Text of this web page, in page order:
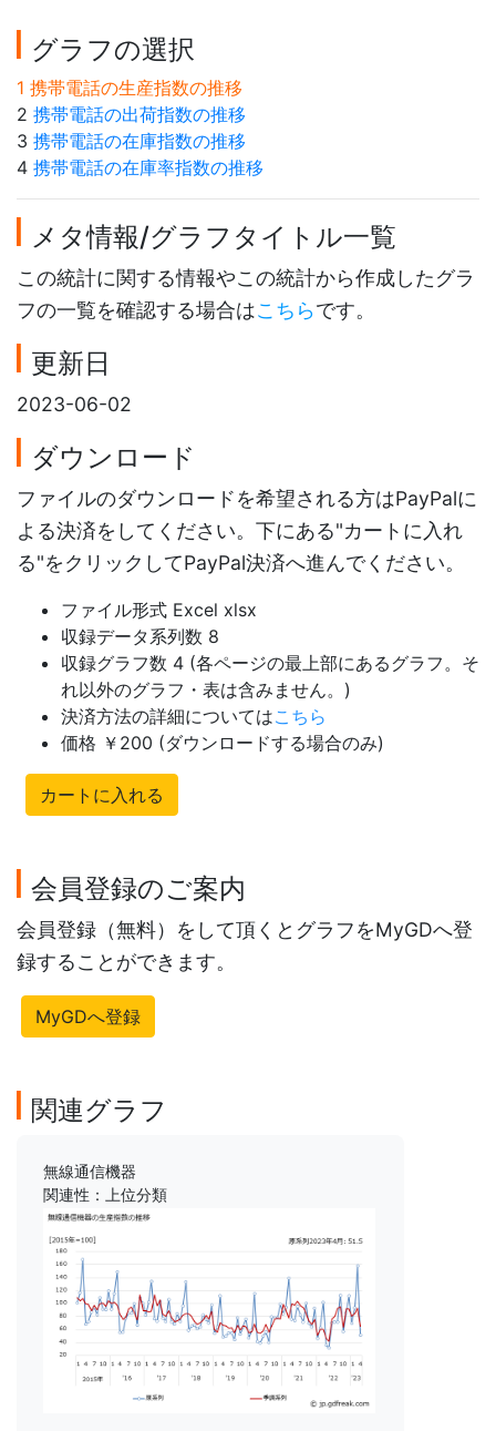
グラフの選択
1 携帯電話の生産指数の推移
2 携帯電話の出荷指数の推移
3 携帯電話の在庫指数の推移
4 携帯電話の在庫率指数の推移
メタ情報/グラフタイトル一覧
この統計に関する情報やこの統計から作成したグラ
フの一覧を確認する場合はこちらです。
更新日
2023-06-02
ダウンロード
ファイルのダウンロードを希望される方はPayPalに
よる決済をしてください。下にある"カートに入れ
る"をクリックしてPayPal決済へ進んでください。
ファイル形式 Excel xlsx
収録データ系列数 8
収録グラフ数 4 (各ページの最上部にあるグラフ。そ
れ以外のグラフ・表は含みません。)
決済方法の詳細についてはこちら
価格 ￥200 (ダウンロードする場合のみ)
カートに入れる
会員登録のご案内
会員登録（無料）をして頂くとグラフをMyGDへ登
録することができます。
MyGDへ登録
関連グラフ
無線通信機器
関連性：上位分類